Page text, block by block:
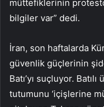
müttefiklerinin
bilgiler var” dedi.
İran, son haftalarda
güvenlik güçlerinin
Batı’yı suçluyor.
tutumunu ‘içişlerine